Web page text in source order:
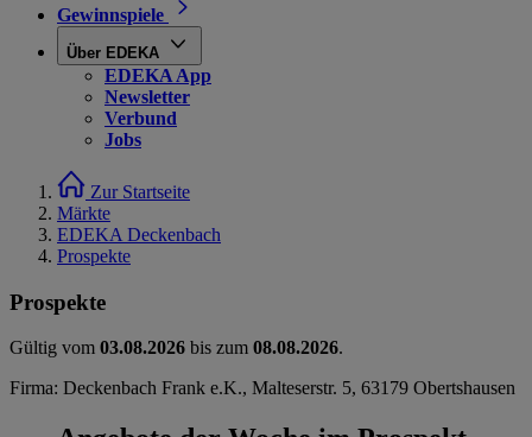
Gewinnspiele
Über EDEKA
EDEKA App
Newsletter
Verbund
Jobs
Zur Startseite
Märkte
EDEKA Deckenbach
Prospekte
Prospekte
Gültig vom 03.08.2026 bis zum 08.08.2026.
Firma: Deckenbach Frank e.K., Malteserstr. 5, 63179 Obertshausen